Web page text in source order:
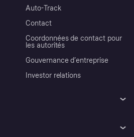
Auto-Track
Contact
Coordonnées de contact pour
les autorités
Gouvernance d’entreprise
Investor relations